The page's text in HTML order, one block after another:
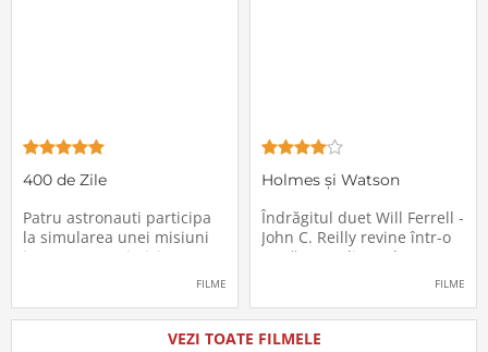
400 de Zile
Patru astronauti participa
la simularea unei misiuni
in care sunt trimisi pe o
psihologice pe care le are
calatoria in spatiu. Starea
FILME
Holmes și Watson
Îndrăgitul duet Will Ferrell -
John C. Reilly revine într-o
nouă comedie: Holmes &
Watson, povestea super-
Holmes și a asistentului
său, dr. Watson, inspirată
FILME
VEZI TOATE FILMELE